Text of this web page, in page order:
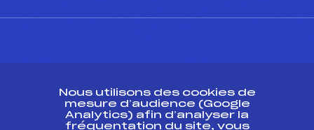
ESPACE PRESSE
Nous utilisons des cookies de
mesure d’audience (Google
Analytics) afin d’analyser la
fréquentation du site, vous